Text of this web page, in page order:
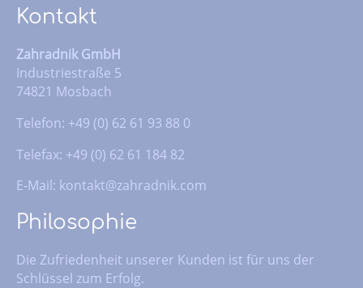
Kontakt
Zahradnik GmbH
Industriestraße 5
74821 Mosbach
Telefon: +49 (0) 62 61 93 88 0
Telefax: +49 (0) 62 61 184 82
E-Mail: kontakt@zahradnik.com
Philosophie
Die Zufriedenheit unserer Kunden ist für uns der
Schlüssel zum Erfolg.